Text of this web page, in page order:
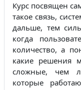
Курс посвящен
такое связь,
дальше, тем
когда
количество, а
какие решения
сложные, чем
которые